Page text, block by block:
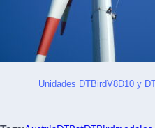
Unidades DTBirdV8D10 y